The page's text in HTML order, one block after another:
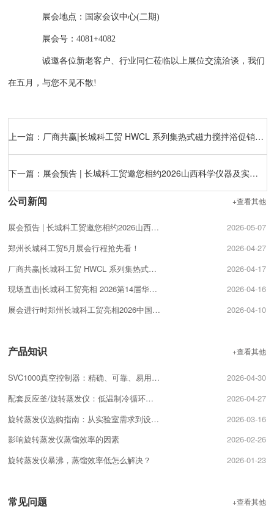
展会地点：国家会议中心(二期)
展会号：4081+4082
诚邀各位新老客户、行业同仁莅临以上展位交流洽谈，我们
在五月，与您不见不散!
上一篇： 厂商共赢|长城科工贸 HWCL 系列集热式磁力搅拌浴促销活动开启!
下一篇： 展会预告 | 长城科工贸邀您相约2026山西科学仪器及实验室装备展览会！
+查看其他
公司新闻
2026-05-07
展会预告 | 长城科工贸邀您相约2026山西科学仪器及实验室装备展览会！
2026-04-27
郑州长城科工贸5月展会行程抢先看！
2026-04-17
厂商共赢|长城科工贸 HWCL 系列集热式磁力搅拌浴促销活动开启!
2026-04-16
现场直击|长城科工贸亮相 2026第14届华中科教仪器展!
2026-04-10
展会进行时郑州长城科工贸亮相2026中国（南京）国际科教技术及装备博览会！
+查看其他
产品知识
2026-04-30
SVC1000真空控制器：精确、可靠、易用的真空控制解决方案
2026-04-27
配套反应釜/旋转蒸发仪：低温制冷循环器的选型匹配技巧
2026-03-16
旋转蒸发仪选购指南：从实验室需求到设备配置的关键要点
2026-02-26
影响旋转蒸发仪蒸馏效率的因素
2026-01-23
旋转蒸发仪暴沸，蒸馏效率低怎么解决？
+查看其他
常见问题